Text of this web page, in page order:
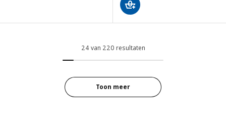
24 van 220 resultaten
Toon meer